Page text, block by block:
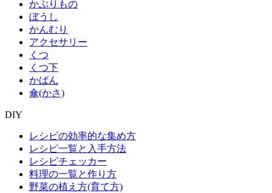
かぶりもの
ぼうし
かんむり
アクセサリー
くつ
くつ下
かばん
傘(かさ)
DIY
レシピの効率的な集め方
レシピ一覧と入手方法
レシピチェッカー
料理の一覧と作り方
野菜の植え方(育て方)